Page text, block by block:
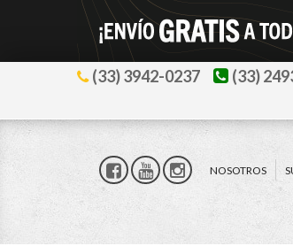
(33) 3942-0237 (33)
NOSOTROS